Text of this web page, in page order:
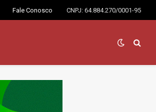
Fale Conosco CNPJ: 64.884.270/0001-95